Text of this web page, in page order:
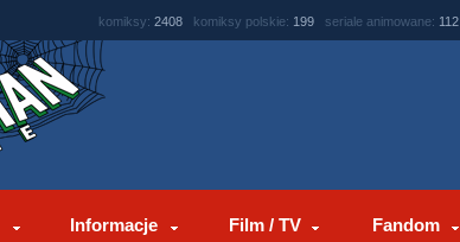
komiksy: 2408 komiksy polskie: 199 seriale animowane: 112
Informacje Film / TV Fandom